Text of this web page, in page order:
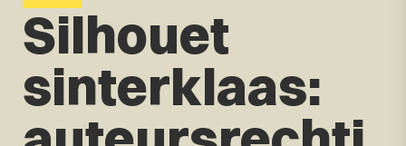
Silhouet
sinterklaas: